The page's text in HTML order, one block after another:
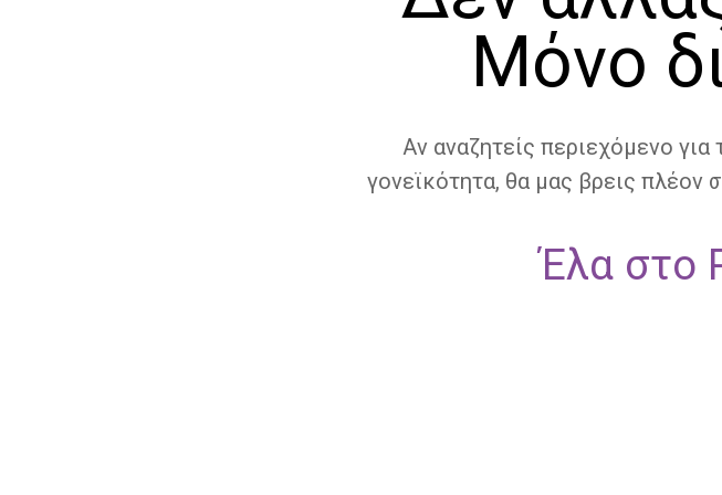
Μόνο
Αν αναζητείς περιεχόμενο για
γονεϊκότητα, θα μας βρεις πλέον
Έλα στο